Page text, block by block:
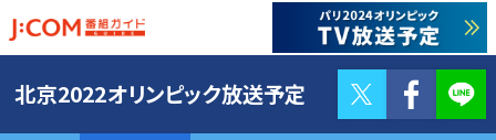
北京2022オリンピック放送予定 Twitter